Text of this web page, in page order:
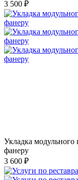
3 500 ₽
Укладка
фанеру
3 600 ₽